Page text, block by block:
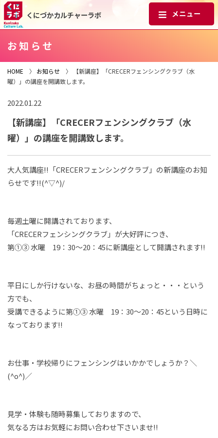
くにづかカルチャーラボ
お知らせ
HOME 〉 お知らせ 〉 【新講座】「CRECERフェンシングクラブ（水
曜）」の講座を開講致します。
2022.01.22
【新講座】「CRECERフェンシングクラブ（水
曜）」の講座を開講致します。
大人気講座!!「CRECERフェンシングクラブ」の新講座のお知
らせです!!(^▽^)/
毎週土曜に開講されております、
「CRECERフェンシングクラブ」が大好評につき、
第①③ 水曜 19：30～20：45に新講座として開講されます!!
平日にしか行けないな、お昼の時間がちょっと・・・という
方でも、
受講できるように第①③ 水曜 19：30～20：45という日時に
なっております!!
お仕事・学校帰りにフェンシングはいかかでしょうか？＼
(^o^)／
見学・体験も随時募集しておりますので、
気なる方はお気軽にお問い合わせ下さいませ!!